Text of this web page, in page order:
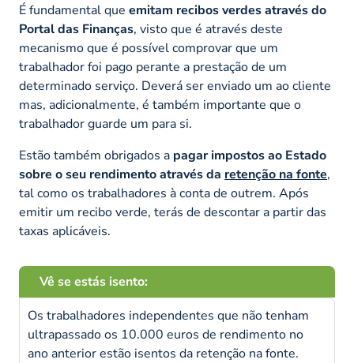
É fundamental que emitam recibos verdes através do
Portal das Finanças, visto que é através deste
mecanismo que é possível comprovar que um
trabalhador foi pago perante a prestação de um
determinado serviço. Deverá ser enviado um ao cliente
mas, adicionalmente, é também importante que o
trabalhador guarde um para si.
Estão também obrigados a pagar impostos ao Estado
sobre o seu rendimento através da retenção na fonte,
tal como os trabalhadores à conta de outrem. Após
emitir um recibo verde, terás de descontar a partir das
taxas aplicáveis.
Vê se estás isento:
Os trabalhadores independentes que não tenham
ultrapassado os 10.000 euros de rendimento no
ano anterior estão isentos da retenção na fonte.